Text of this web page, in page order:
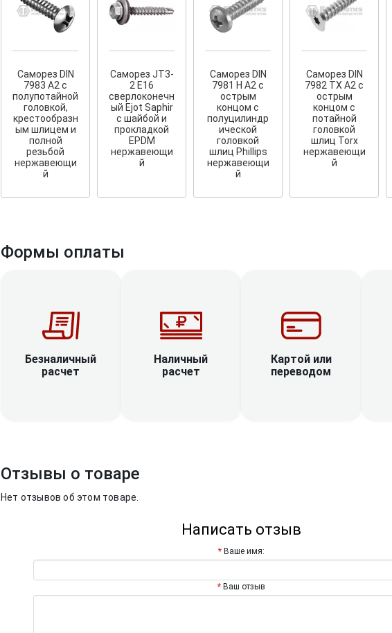
Саморез DIN
7983 A2 с
полупотайной
головкой,
крестообразн
ым шлицем и
полной
резьбой
нержавеющи
й
Саморез JT3-
2 E16
сверлоконечн
ый Ejot Saphir
с шайбой и
прокладкой
EPDM
нержавеющи
й
Саморез DIN
7981 H A2 с
острым
концом с
полуцилиндр
ической
головкой
шлиц Phillips
нержавеющи
й
Саморез DIN
7982 TX A2 с
острым
концом с
потайной
головкой
шлиц Torx
нержавеющи
й
Формы оплаты
Безналичный
расчет
Наличный
расчет
Картой или
переводом
Отзывы о товаре
Нет отзывов об этом товаре.
Написать отзыв
Ваше имя:
Ваш отзыв